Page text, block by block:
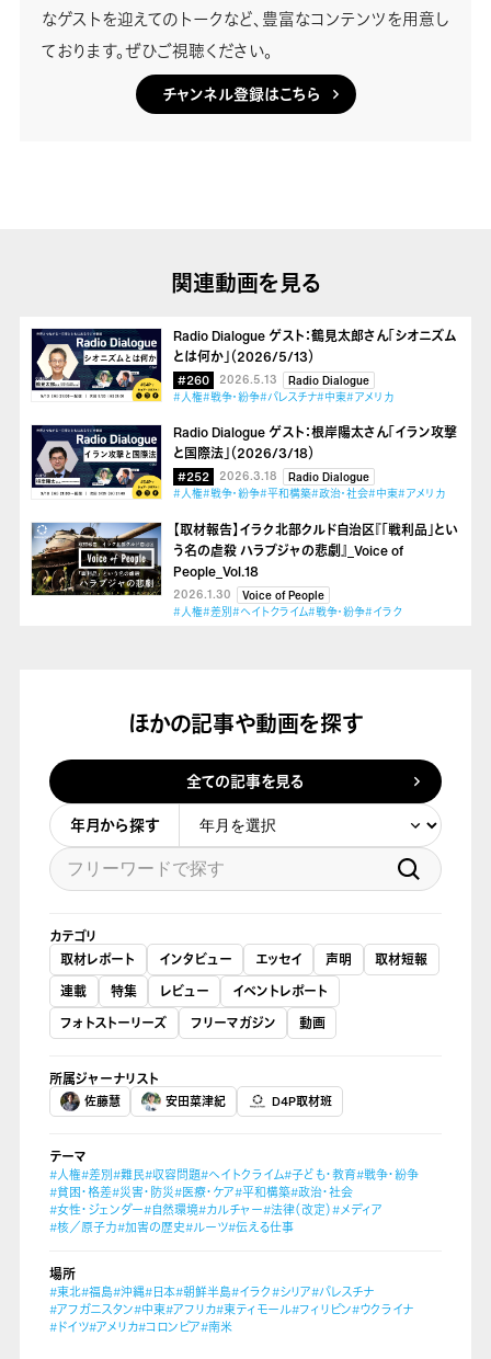
なゲストを迎えてのトークなど、豊富なコンテンツを用意し
ております。ぜひご視聴ください。
チャンネル登録はこちら
関連動画を見る
Radio Dialogue ゲスト：鶴見太郎さん「シオニズム
とは何か」（2026/5/13）
#260 2026.5.13
Radio Dialogue
#人権#戦争・紛争#パレスチナ#中東#アメリカ
Radio Dialogue ゲスト：根岸陽太さん「イラン攻撃
と国際法」（2026/3/18）
#252 2026.3.18
Radio Dialogue
#人権#戦争・紛争#平和構築#政治・社会#中東#アメリカ
【取材報告】イラク北部クルド自治区『「戦利品」とい
う名の虐殺 ハラブジャの悲劇』_Voice of
People_Vol.18
2026.1.30
Voice of People
#人権#差別#ヘイトクライム#戦争・紛争#イラク
ほかの記事や動画を探す
全ての記事を見る
年月から探す
カテゴリ
取材レポート
インタビュー エッセイ 声明
取材短報
連載
特集 レビュー
イベントレポート
フォトストーリーズ
フリーマガジン 動画
所属ジャーナリスト
佐藤慧 安田菜津紀 D4P取材班
テーマ
#人権#差別#難民#収容問題#ヘイトクライム#子ども・教育#戦争・紛争
#貧困・格差#災害・防災#医療・ケア#平和構築#政治・社会
#女性・ジェンダー#自然環境#カルチャー#法律（改定）#メディア
#核／原子力#加害の歴史#ルーツ#伝える仕事
場所
#東北#福島#沖縄#日本#朝鮮半島#イラク#シリア#パレスチナ
#アフガニスタン#中東#アフリカ#東ティモール#フィリピン#ウクライナ
#ドイツ#アメリカ#コロンビア#南米